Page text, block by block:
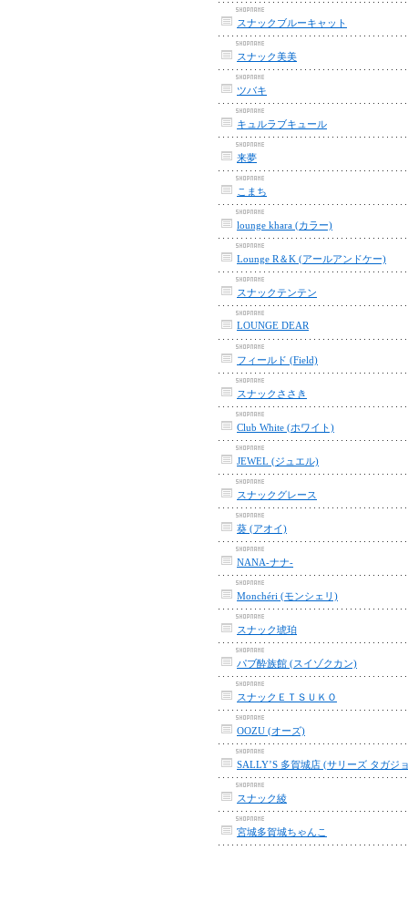
スナックブルーキャット
スナック美美
ツバキ
キュルラブキュール
来夢
こまち
lounge khara (カラー)
Lounge R＆K (アールアンドケー)
スナックテンテン
LOUNGE DEAR
フィールド (Field)
スナックささき
Club White (ホワイト)
JEWEL (ジュエル)
スナックグレース
葵 (アオイ)
NANA-ナナ-
Monchéri (モンシェリ)
スナック琥珀
パブ酔族館 (スイゾクカン)
スナックＥＴＳＵＫＯ
OOZU (オーズ)
SALLY’S 多賀城店 (サリーズ タガジ
スナック綾
宮城多賀城ちゃんこ